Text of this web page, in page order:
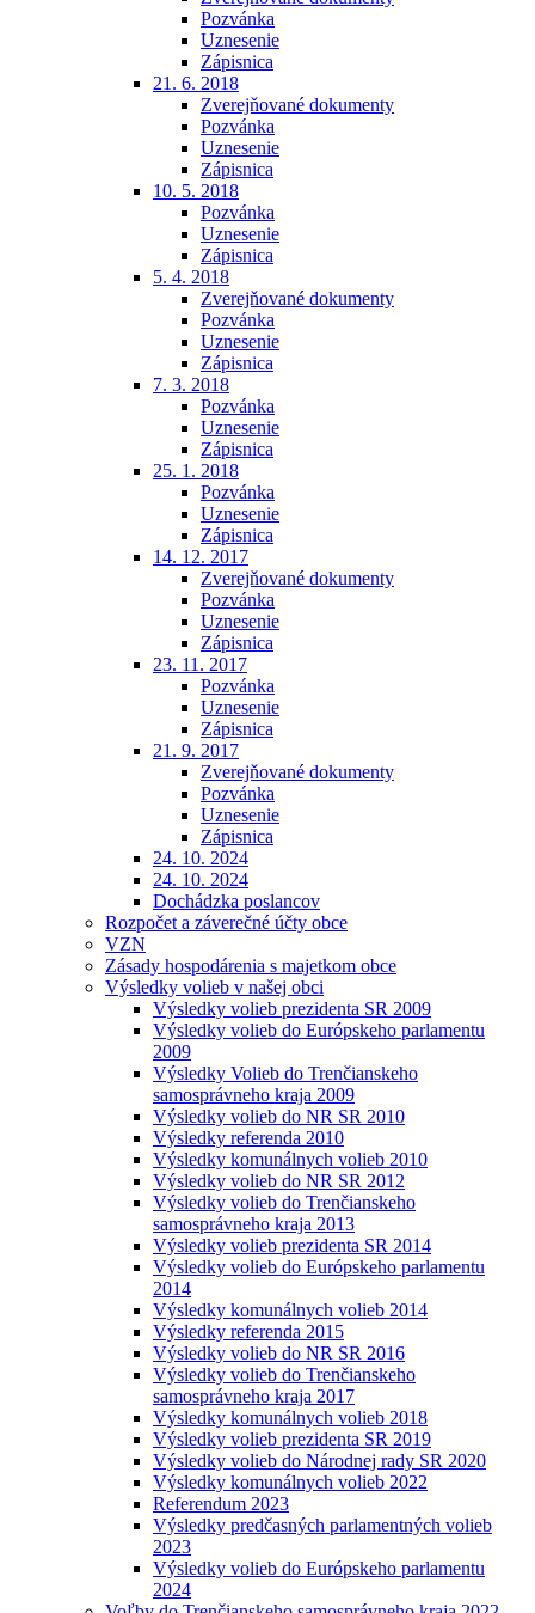
Pozvánka
Uznesenie
Zápisnica
21. 6. 2018
Zverejňované dokumenty
Pozvánka
Uznesenie
Zápisnica
10. 5. 2018
Pozvánka
Uznesenie
Zápisnica
5. 4. 2018
Zverejňované dokumenty
Pozvánka
Uznesenie
Zápisnica
7. 3. 2018
Pozvánka
Uznesenie
Zápisnica
25. 1. 2018
Pozvánka
Uznesenie
Zápisnica
14. 12. 2017
Zverejňované dokumenty
Pozvánka
Uznesenie
Zápisnica
23. 11. 2017
Pozvánka
Uznesenie
Zápisnica
21. 9. 2017
Zverejňované dokumenty
Pozvánka
Uznesenie
Zápisnica
24. 10. 2024
24. 10. 2024
Dochádzka poslancov
Rozpočet a záverečné účty obce
VZN
Zásady hospodárenia s majetkom obce
Výsledky volieb v našej obci
Výsledky volieb prezidenta SR 2009
Výsledky volieb do Európskeho parlamentu
2009
Výsledky Volieb do Trenčianskeho
samosprávneho kraja 2009
Výsledky volieb do NR SR 2010
Výsledky referenda 2010
Výsledky komunálnych volieb 2010
Výsledky volieb do NR SR 2012
Výsledky volieb do Trenčianskeho
samosprávneho kraja 2013
Výsledky volieb prezidenta SR 2014
Výsledky volieb do Európskeho parlamentu
2014
Výsledky komunálnych volieb 2014
Výsledky referenda 2015
Výsledky volieb do NR SR 2016
Výsledky volieb do Trenčianskeho
samosprávneho kraja 2017
Výsledky komunálnych volieb 2018
Výsledky volieb prezidenta SR 2019
Výsledky volieb do Národnej rady SR 2020
Výsledky komunálnych volieb 2022
Referendum 2023
Výsledky predčasných parlamentných volieb
2023
Výsledky volieb do Európskeho parlamentu
2024